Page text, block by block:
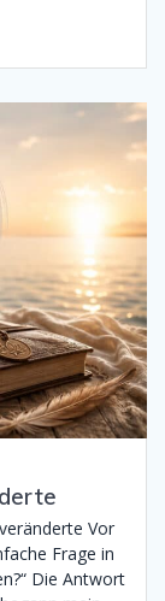
Vor
Frage in
Die Antwort